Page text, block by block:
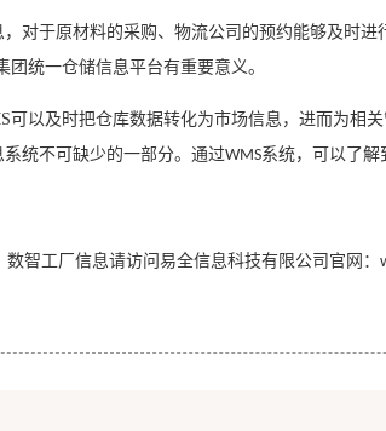
对于原材料的采购、物流公司的预约能够及时进
团统一仓储信息平台有重要意义。
可以及时把仓库数据转化为市场信息，进而为相关
统不可缺少的一部分。通过WMS系统，可以了
数智工厂信息请访问易全信息科技有限公司官网：